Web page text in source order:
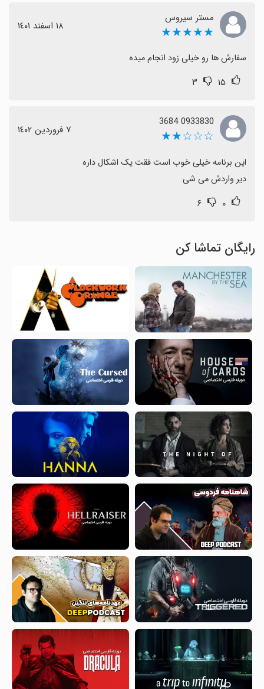
مستر سیروس
★★★★★ ١٨ اسفند ١٤٠١
سفارش ها رو خیلی زود انجام میده
۱۵ ۳
0933830 3684
☆☆☆★★ ٧ فروردین ١٤٠٢
دیر واردش می شی
۰ ۶
رایگان تماشا کن